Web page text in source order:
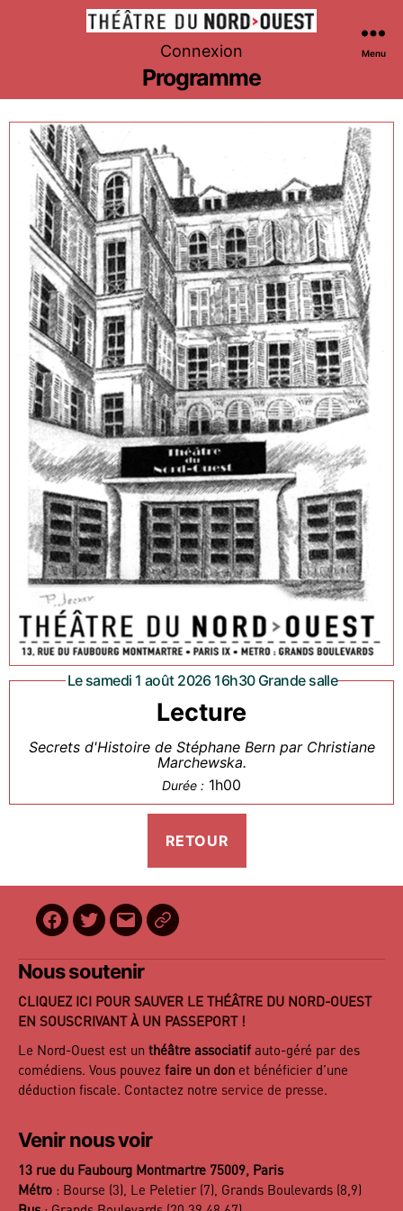
Théâtre
du
Nord-
Ouest
Connexion Menu
Programme
Le samedi 1 août 2026 16h30 Grande salle
Lecture
Secrets d'Histoire de Stéphane Bern par Christiane
Marchewska.
Durée : 1h00
Facebook
Twitter
E-
mail
BilletReduc
Nous soutenir
CLIQUEZ ICI POUR SAUVER LE THÉÂTRE DU NORD-OUEST
EN SOUSCRIVANT À UN PASSEPORT !
Le Nord-Ouest est un théâtre associatif auto-géré par des
comédiens. Vous pouvez faire un don et bénéficier d’une
déduction fiscale. Contactez notre service de presse.
Venir nous voir
13 rue du Faubourg Montmartre 75009, Paris
Métro : Bourse (3), Le Peletier (7), Grands Boulevards (8,9)